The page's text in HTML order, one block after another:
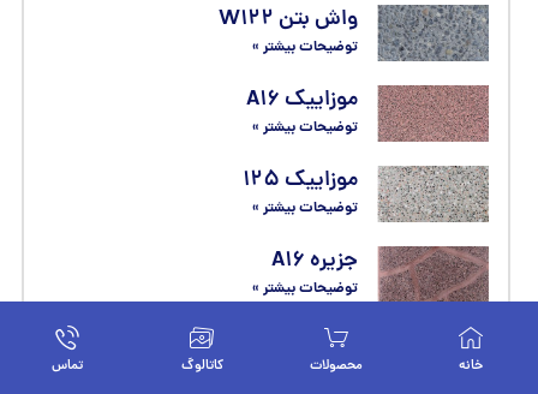
جزیره A۱۶
کویر ۲۱۸
آفتاب ۲۱۸
خانه محصولات کاتالوگ تماس